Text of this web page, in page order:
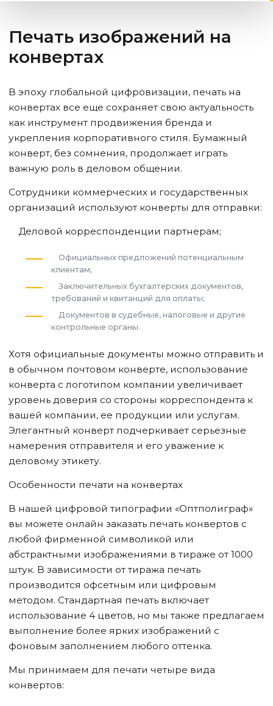
Печать изображений на
конвертах
В эпоху глобальной цифровизации, печать на
конвертах все еще сохраняет свою актуальность
как инструмент продвижения бренда и
укрепления корпоративного стиля. Бумажный
конверт, без сомнения, продолжает играть
важную роль в деловом общении.
Сотрудники коммерческих и государственных
организаций используют конверты для отправки:
Деловой корреспонденции партнерам;
Официальных предложений потенциальным
клиентам;
Заключительных бухгалтерских документов,
требований и квитанций для оплаты;
Документов в судебные, налоговые и другие
контрольные органы.
Хотя официальные документы можно отправить и
в обычном почтовом конверте, использование
конверта с логотипом компании увеличивает
уровень доверия со стороны корреспондента к
вашей компании, ее продукции или услугам.
Элегантный конверт подчеркивает серьезные
намерения отправителя и его уважение к
деловому этикету.
Особенности печати на конвертах
В нашей цифровой типографии «Оптполиграф»
вы можете онлайн заказать печать конвертов с
любой фирменной символикой или
абстрактными изображениями в тираже от 1000
штук. В зависимости от тиража печать
производится офсетным или цифровым
методом. Стандартная печать включает
использование 4 цветов, но мы также предлагаем
выполнение более ярких изображений с
фоновым заполнением любого оттенка.
Мы принимаем для печати четыре вида
конвертов: